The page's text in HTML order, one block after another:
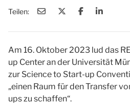
Teilen:
Am 16. Oktober 2023 lud das
up Center an der Universität
zur Science to Start-up
„einen Raum für den Transfer
ups zu schaffen“.